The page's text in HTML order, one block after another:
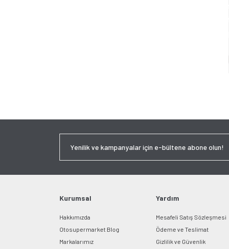
Kurumsal
Hakkımızda
Otosupermarket Blog
Markalarımız
Yardım
Mesafeli Satış Sözleşmesi
Ödeme ve Teslimat
Gizlilik ve Güvenlik